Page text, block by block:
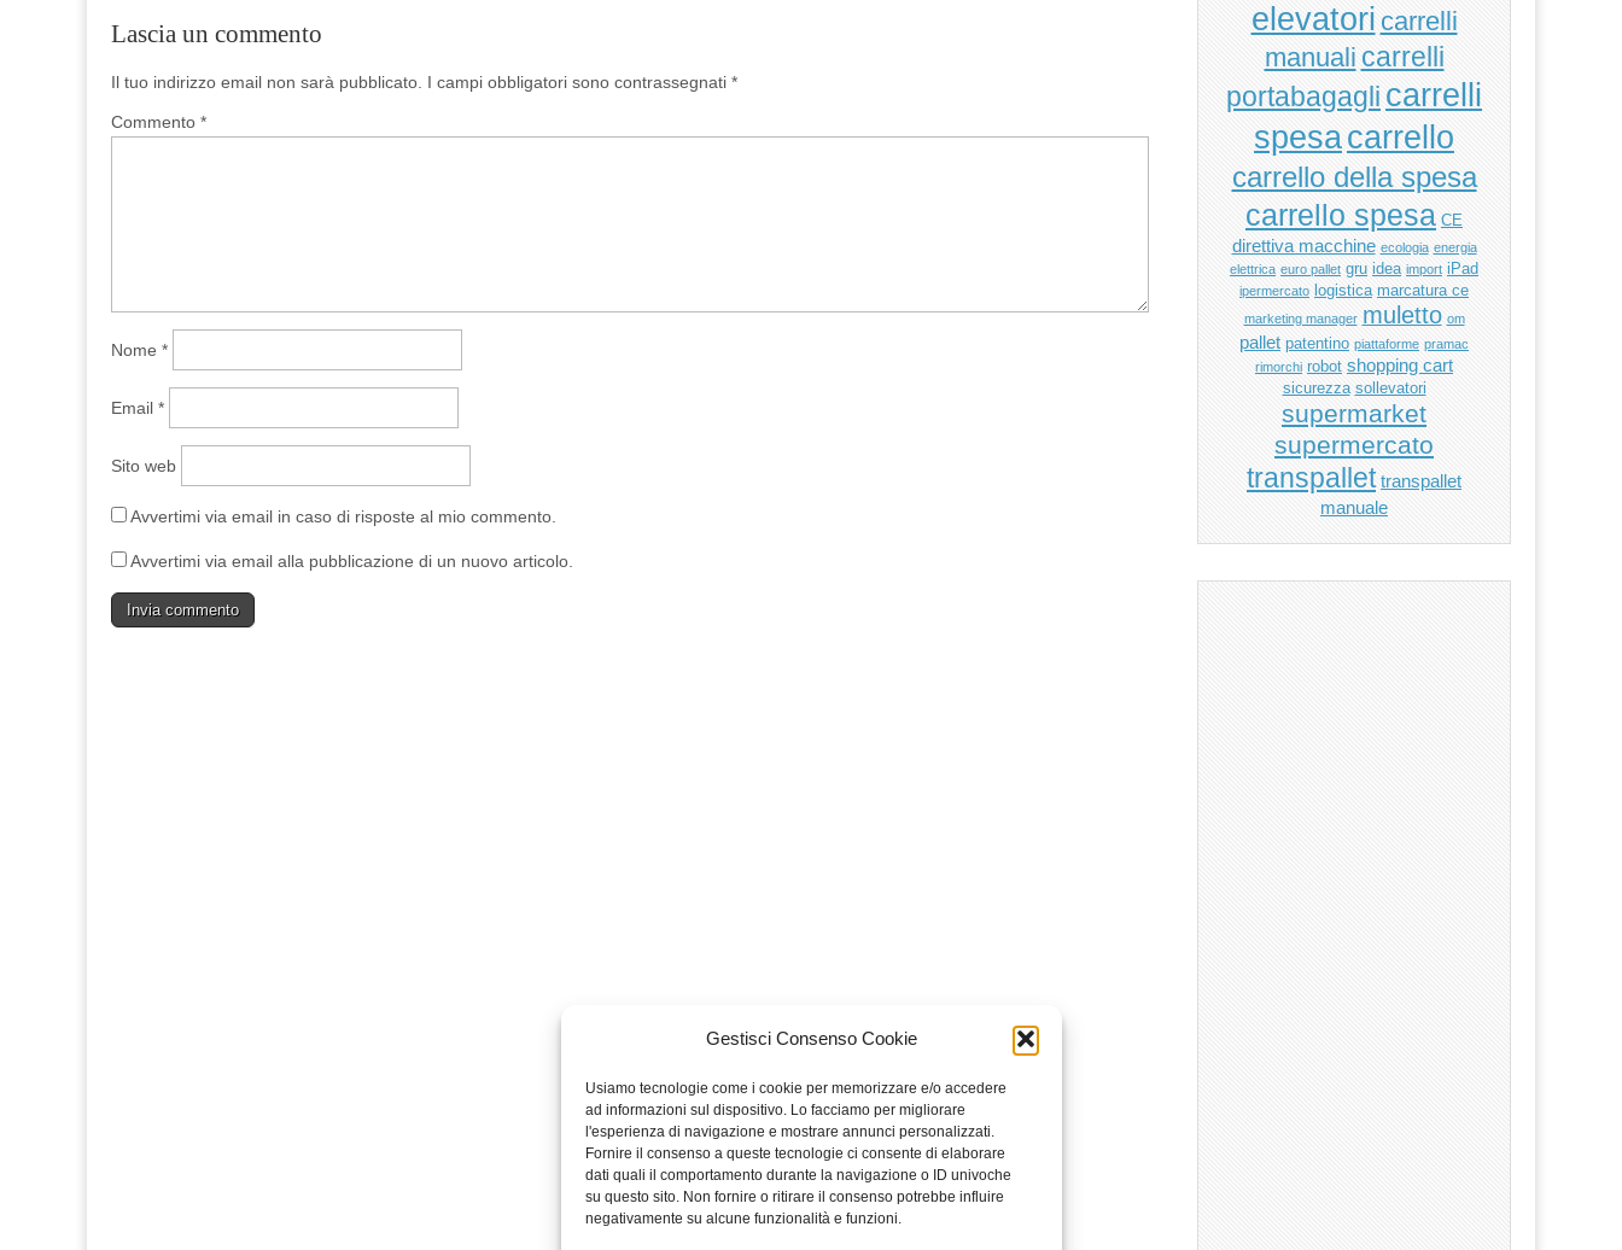
Gestisci Consenso Cookie
Usiamo tecnologie come i cookie per memorizzare e/o accedere
ad informazioni sul dispositivo. Lo facciamo per migliorare
l'esperienza di navigazione e mostrare annunci personalizzati.
Fornire il consenso a queste tecnologie ci consente di elaborare
dati quali il comportamento durante la navigazione o ID univoche
su questo sito. Non fornire o ritirare il consenso potrebbe influire
negativamente su alcune funzionalità e funzioni.
Lascia un commento
Il tuo indirizzo email non sarà pubblicato. I campi obbligatori sono contrassegnati *
Commento *
Nome *
Email *
Sito web
Avvertimi via email in caso di risposte al mio commento.
Avvertimi via email alla pubblicazione di un nuovo articolo.
elevatori carrelli
manuali carrelli
portabagagli carrelli
spesacarrello
carrello della spesa
carrello spesa CE
direttiva macchine ecologia energia
elettrica euro pallet gru idea import iPad
ipermercato logistica marcatura ce
marketing manager muletto om
pallet patentino piattaforme pramac
rimorchi robot shopping cart
sicurezza sollevatori
supermarket
supermercato
transpallet transpallet
manuale